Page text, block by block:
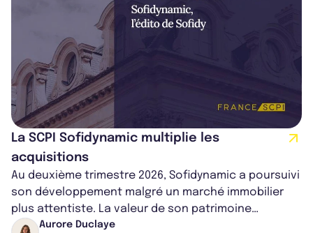
La SCPI Sofidynamic multiplie les
acquisitions
Au deuxième trimestre 2026, Sofidynamic a poursuivi
son développement malgré un marché immobilier
plus attentiste. La valeur de son patrimoine
progresse de 3,8% à périmètre constan...
Aurore Duclaye